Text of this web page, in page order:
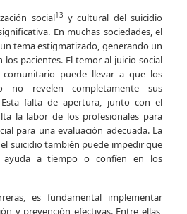
social13 y cultural del suicidio
En muchas sociedades, el
tema estigmatizado, generando un
los pacientes. El temor al juicio social
puede llevar a que los
no revelen completamente sus
Esta falta de apertura, junto con el
la labor de los profesionales para
para una evaluación adecuada. La
suicidio también puede impedir que
ayuda a tiempo o confíen en los
es fundamental implementar
y prevención efectivas. Entre ellas,